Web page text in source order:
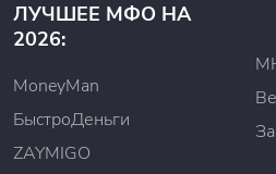
ЛУЧШЕЕ МФО НА
2026:
MoneyMan
БыстроДеньги
ZAYMIGO